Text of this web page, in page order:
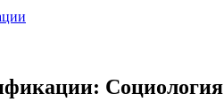
Социология